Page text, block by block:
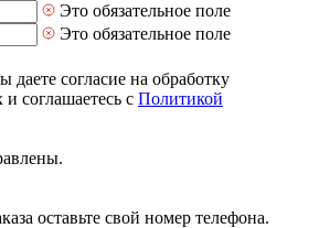
Это обязательное поле
Это обязательное поле
согласие на обработку
соглашаетесь с Политикой
оставьте свой номер телефона.